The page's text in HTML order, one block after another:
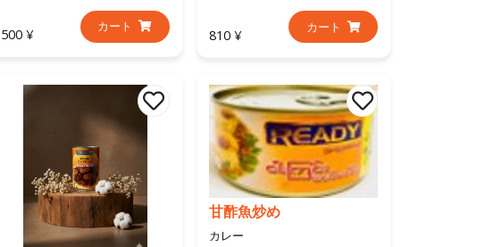
500 ¥ カート
810 ¥ カート
甘酢魚炒め
カレー